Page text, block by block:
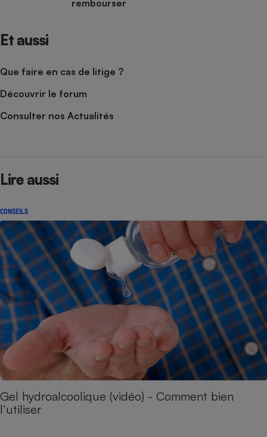
rembourser
Et aussi
Que faire en cas de litige ?
Découvrir le forum
Consulter nos Actualités
Lire aussi
CONSEILS
Gel hydroalcoolique (vidéo) - Comment bien
l’utiliser